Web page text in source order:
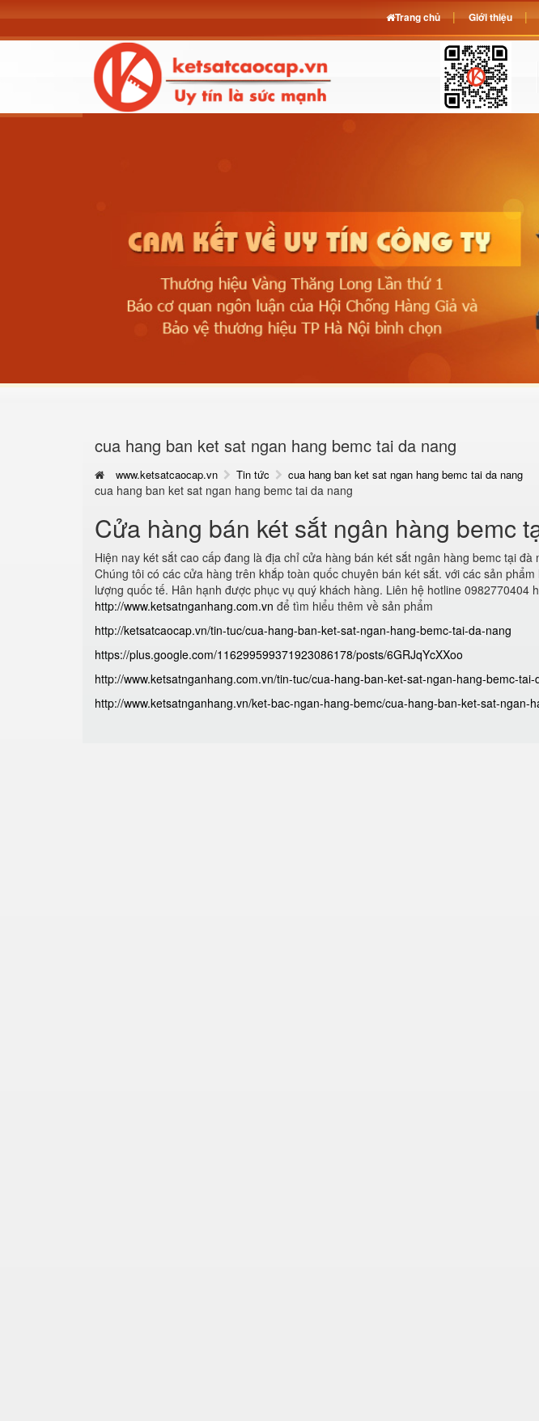
cua hang ban ket sat ngan hang bemc tai da nang
www.ketsatcaocap.vn Tin tức cua hang ban ket sat ngan hang bemc tai da nang
cua hang ban ket sat ngan hang bemc tai da nang
Cửa hàng bán két sắt ngân hàng bemc
Hiện nay két sắt cao cấp đang là địa chỉ cửa hàng bán két sắt ngân hàng bemc tại
Chúng tôi có các cửa hàng trên khắp toàn quốc chuyên bán két sắt. với các sản
lượng quốc tế. Hân hạnh được phục vụ quý khách hàng. Liên hệ hotline 0982770404
http://www.ketsatnganhang.com.vn để tìm hiểu thêm về sản phẩm
http://ketsatcaocap.vn/tin-tuc/cua-hang-ban-ket-sat-ngan-hang-bemc-tai-da-nang
https://plus.google.com/116299599371923086178/posts/6GRJqYcXXoo
http://www.ketsatnganhang.com.vn/tin-tuc/cua-hang-ban-ket-sat-ngan-hang-bemc-tai-
http://www.ketsatnganhang.vn/ket-bac-ngan-hang-bemc/cua-hang-ban-ket-sat-ngan-
Trang chủ Giới thiệu